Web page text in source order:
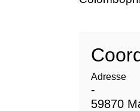
Adresse
-
59870